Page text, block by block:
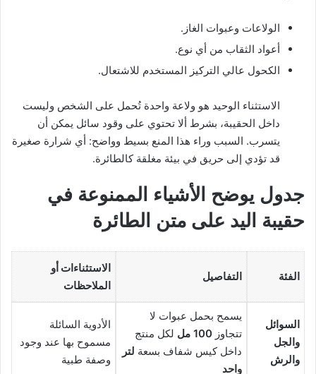
الولاعات وعبوات الغاز.
أعواد الثقاب من أي نوع.
الكحول عالي التركيز المستخدم للاشتعال.
الاستثناء الوحيد هو ولاعة واحدة تُحمل على الشخص وليست
داخل الحقيبة، بشرط ألا تحتوي على وقود سائل يمكن أن
يتسرب. السبب وراء هذا المنع بسيط وواضح: أي شرارة صغيرة
قد تؤدي إلى حريق في بيئة مغلقة كالطائرة.
جدول يوضح الأشياء الممنوعة في
حقيبة اليد على متن الطائرة
الفئة التفاصيل
الاستثناءات أو
الملاحظات
السوائل
والجل
والرش
يسمح بحمل عبوات لا
تتجاوز 100 مل
لكل منتج
داخل كيس شفاف بسعة لتر
واحد
الأدوية السائلة
مسموح بها عند وجود
وصفة طبية